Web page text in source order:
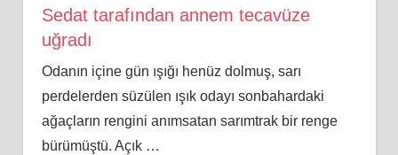
Sedat tarafından annem tecavüze
uğradı
Odanın içine gün ışığı henüz dolmuş, sarı
perdelerden süzülen ışık odayı sonbahardaki
ağaçların rengini anımsatan sarımtrak bir renge
bürümüştü. Açık …